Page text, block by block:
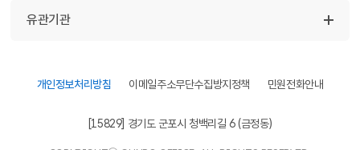
유관기관
개인정보처리방침 이메일주소무단수집방지정책 민원전화안내
[15829] 경기도 군포시 청백리길 6 (금정동)